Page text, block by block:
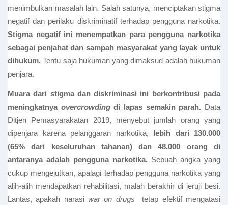
menimbulkan masalah lain. Salah satunya, menciptakan stigma
negatif dan perilaku diskriminatif terhadap pengguna narkotika.
Stigma negatif ini menempatkan para pengguna narkotika
sebagai penjahat dan sampah masyarakat yang layak untuk
dihukum. Tentu saja hukuman yang dimaksud adalah hukuman
penjara.
Muara dari stigma dan diskriminasi ini berkontribusi pada
meningkatnya overcrowdingdi lapas semakin parah. Data
Ditjen Pemasyarakatan 2019, menyebut jumlah orang yang
dipenjara karena pelanggaran narkotika, lebih dari 130.000
(65% dari keseluruhan tahanan) dan 48.000 orang di
antaranya adalah pengguna narkotika. Sebuah angka yang
cukup mengejutkan, apalagi terhadap pengguna narkotika yang
alih-alih mendapatkan rehabilitasi, malah berakhir di jeruji besi.
Lantas, apakah narasi war on drugs tetap efektif mengatasi